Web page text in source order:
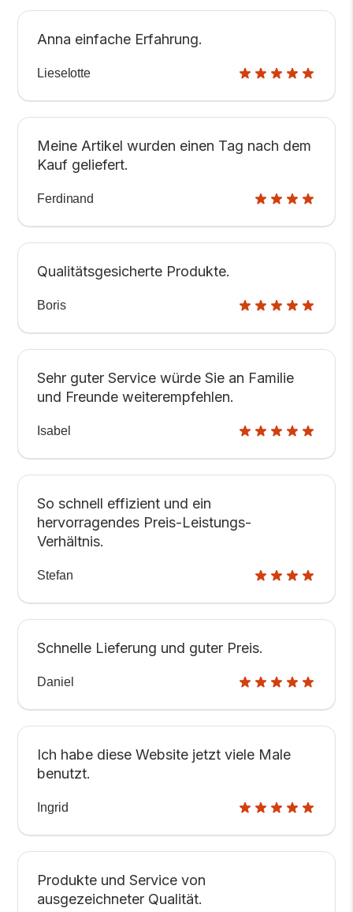
Anna einfache Erfahrung.
Lieselotte
Meine Artikel wurden einen Tag nach dem
Kauf geliefert.
Ferdinand
Qualitätsgesicherte Produkte.
Boris
Sehr guter Service würde Sie an Familie
und Freunde weiterempfehlen.
Isabel
So schnell effizient und ein
hervorragendes Preis-Leistungs-
Verhältnis.
Stefan
Schnelle Lieferung und guter Preis.
Daniel
Ich habe diese Website jetzt viele Male
benutzt.
Ingrid
Produkte und Service von
ausgezeichneter Qualität.